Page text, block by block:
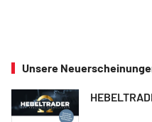
Unsere